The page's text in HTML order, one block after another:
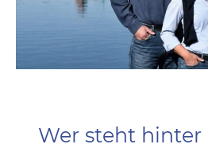
Wer steht hinter